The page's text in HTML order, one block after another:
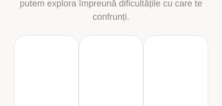
putem explora împreună dificultățile cu care te
confrunți.